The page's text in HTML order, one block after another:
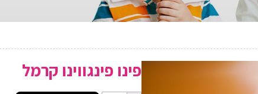
פינו פינגווינו קרמל